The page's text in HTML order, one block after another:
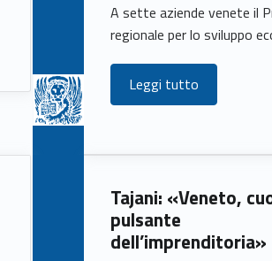
A sette aziende venete il
regionale per lo sviluppo
Leggi tutto
Tajani: «Veneto,
pulsante
dell’imprenditoria»